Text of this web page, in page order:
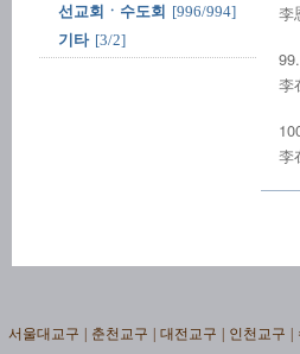
선교회ㆍ수도회 [996/994]
기타 [3/2]
李
99.
李
李
서울대교구 춘천교구 대전교구 인천교구